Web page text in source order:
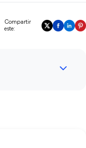
Compartir
este: